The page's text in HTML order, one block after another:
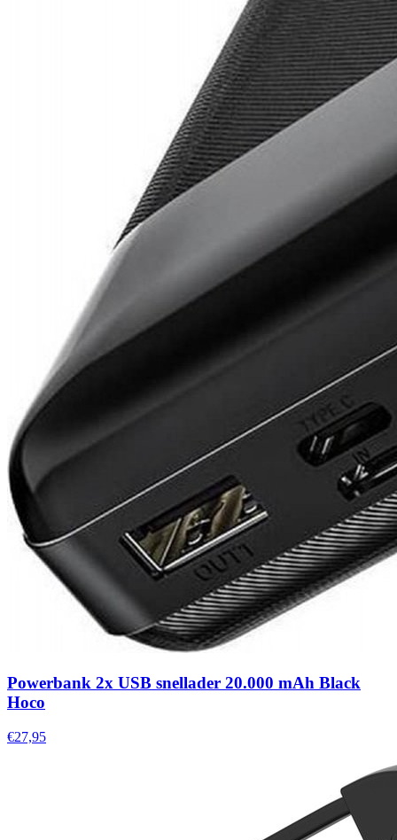
Powerbank 2x USB snellader 20.000 mAh Black
Hoco
€27,95